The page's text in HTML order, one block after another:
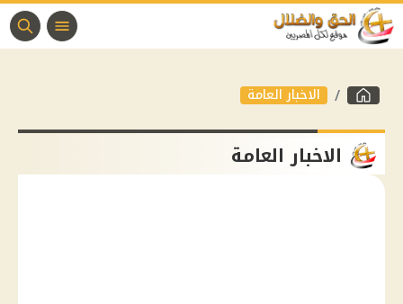
الاخبار العامة
الاخبار العامة